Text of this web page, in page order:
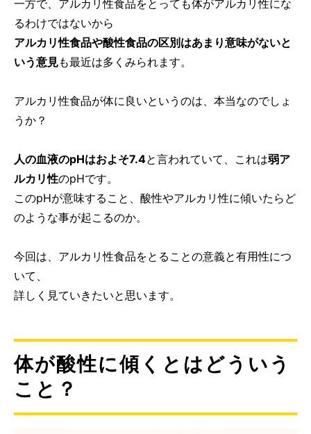
一方で、アルカリ性食品をとっても体がアルカリ性にな
るわけではないから
アルカリ性食品や酸性食品の区別はあまり意味がないと
いう意見も最近は多くみられます。
アルカリ性食品が体に良いというのは、本当なのでしょ
うか？
人の血液のpHはおよそ7.4と言われていて、これは弱ア
ルカリ性のpHです。
このpHが意味すること、酸性やアルカリ性に傾いたらど
のような事が起こるのか。
今回は、アルカリ性食品をとることの意義と有用性につ
いて、
詳しく見ていきたいと思います。
体が酸性に傾くとはどういう
こと？